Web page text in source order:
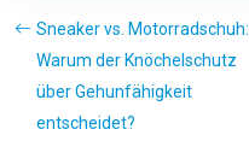
Sneaker vs. Motorradschuh:
Warum der Knöchelschutz
über Gehunfähigkeit
entscheidet?